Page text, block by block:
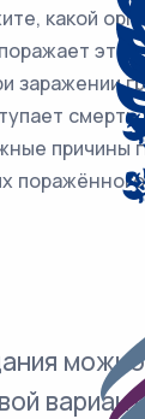
какой
этот
заражении
смерть
причины
вариант